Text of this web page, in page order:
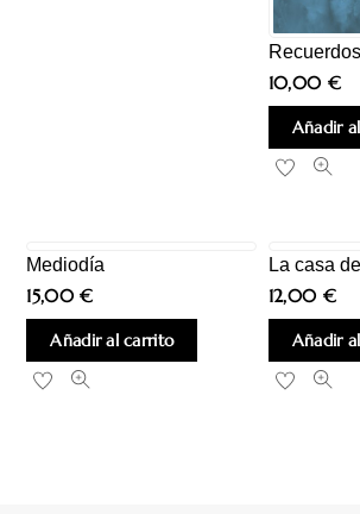
10,00 €
Añadir
Mediodía
15,00€
Añadir al carrito
La casa
12,00 €
Añadir